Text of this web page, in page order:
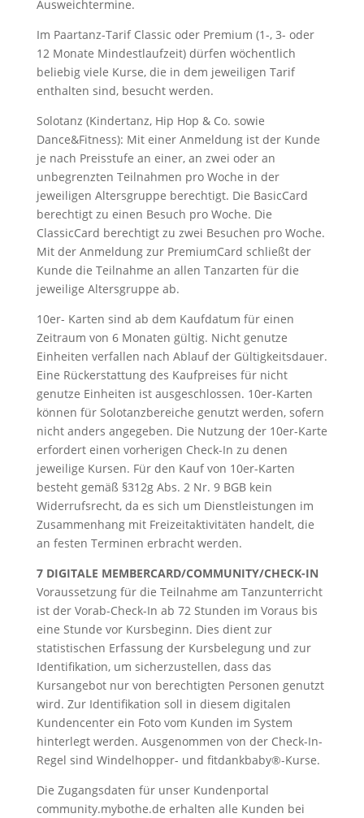
Ausweichtermine.
Im Paartanz-Tarif Classic oder Premium (1-, 3- oder
12 Monate Mindestlaufzeit) dürfen wöchentlich
beliebig viele Kurse, die in dem jeweiligen Tarif
enthalten sind, besucht werden.
Solotanz (Kindertanz, Hip Hop & Co. sowie
Dance&Fitness): Mit einer Anmeldung ist der Kunde
je nach Preisstufe an einer, an zwei oder an
unbegrenzten Teilnahmen pro Woche in der
jeweiligen Altersgruppe berechtigt. Die BasicCard
berechtigt zu einen Besuch pro Woche. Die
ClassicCard berechtigt zu zwei Besuchen pro Woche.
Mit der Anmeldung zur PremiumCard schließt der
Kunde die Teilnahme an allen Tanzarten für die
jeweilige Altersgruppe ab.
10er- Karten sind ab dem Kaufdatum für einen
Zeitraum von 6 Monaten gültig. Nicht genutze
Einheiten verfallen nach Ablauf der Gültigkeitsdauer.
Eine Rückerstattung des Kaufpreises für nicht
genutze Einheiten ist ausgeschlossen. 10er-Karten
können für Solotanzbereiche genutzt werden, sofern
nicht anders angegeben. Die Nutzung der 10er-Karte
erfordert einen vorherigen Check-In zu denen
jeweilige Kursen. Für den Kauf von 10er-Karten
besteht gemäß §312g Abs. 2 Nr. 9 BGB kein
Widerrufsrecht, da es sich um Dienstleistungen im
Zusammenhang mit Freizeitaktivitäten handelt, die
an festen Terminen erbracht werden.
7 DIGITALE MEMBERCARD/COMMUNITY/CHECK-IN
Voraussetzung für die Teilnahme am Tanzunterricht
ist der Vorab-Check-In ab 72 Stunden im Voraus bis
eine Stunde vor Kursbeginn. Dies dient zur
statistischen Erfassung der Kursbelegung und zur
Identifikation, um sicherzustellen, dass das
Kursangebot nur von berechtigten Personen genutzt
wird. Zur Identifikation soll in diesem digitalen
Kundencenter ein Foto vom Kunden im System
hinterlegt werden. Ausgenommen von der Check-In-
Regel sind Windelhopper- und fitdankbaby®-Kurse.
Die Zugangsdaten für unser Kundenportal
community.mybothe.de erhalten alle Kunden bei